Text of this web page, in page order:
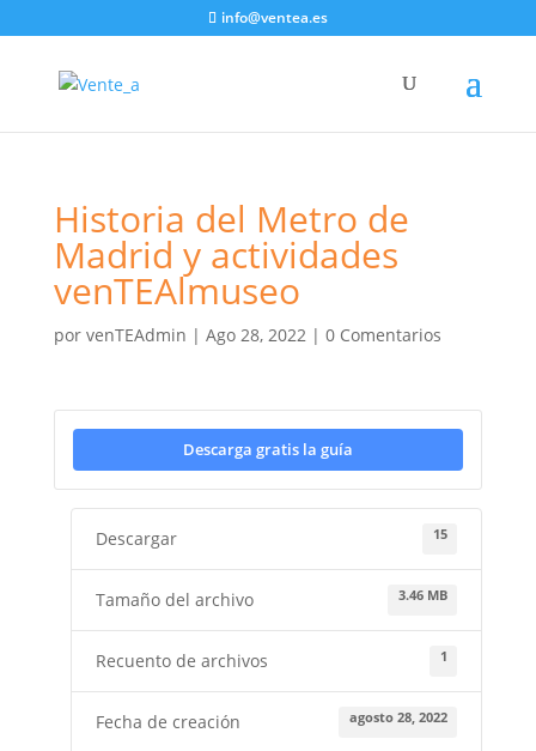
info@ventea.es
Historia del Metro de
Madrid y actividades
venTEAlmuseo
por venTEAdmin | Ago 28, 2022| 0 Comentarios
Descarga gratis la guía
Descargar 15
Tamaño del archivo 3.46 MB
Recuento de archivos 1
Fecha de creación agosto 28, 2022